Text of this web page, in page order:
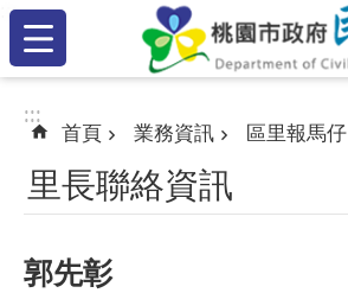
跳到主要內容區塊
:::
:::
:::
首頁 業務資訊 區里報馬仔
里長聯絡資訊
郭先彰